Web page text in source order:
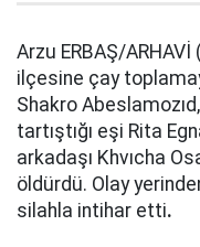
Arzu ERBAŞ/
ilçesine çay
Shakro
tartıştığı eşi Rita
arkadaşı Khvıcha
öldürdü. Olay
silahla intihar etti.